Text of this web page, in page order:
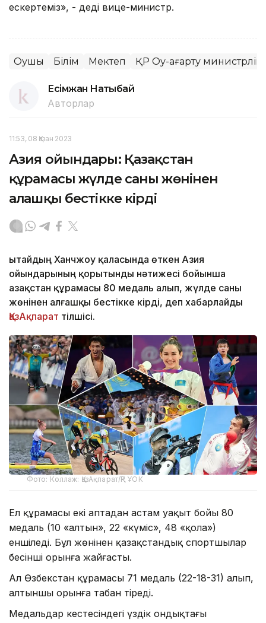
ескертеміз», - деді вице-министр.
Оқушы Білім Мектеп ҚР Оқу-ағарту министрлігі
Есімжан Нақтыбай
Авторлар
11:53, 08 Қазан 2023
Азия ойындары: Қазақстан
құрамасы жүлде саны жөнінен
алғашқы бестікке кірді
Қытайдың Ханчжоу қаласында өткен Азия
ойындарының қорытынды нәтижесі бойынша
Қазақстан құрамасы 80 медаль алып, жүлде саны
жөнінен алғашқы бестікке кірді, деп хабарлайды
ҚазАқпарат тілшісі.
Фото: Коллаж: ҚазАқпарат/ҚР ҰОК
Ел құрамасы екі аптадан астам уақыт бойы 80
медаль (10 «алтын», 22 «күміс», 48 «қола»)
еншіледі. Бұл жөнінен қазақстандық спортшылар
бесінші орынға жайғасты.
Ал Өзбекстан құрамасы 71 медаль (22-18-31) алып,
алтыншы орынға табан тіреді.
Медальдар кестесіндегі үздік ондықтағы